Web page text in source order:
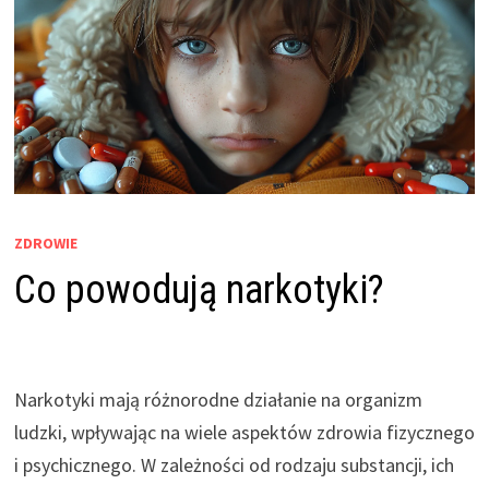
ZDROWIE
Co powodują narkotyki?
Narkotyki mają różnorodne działanie na organizm
ludzki, wpływając na wiele aspektów zdrowia fizycznego
i psychicznego. W zależności od rodzaju substancji, ich